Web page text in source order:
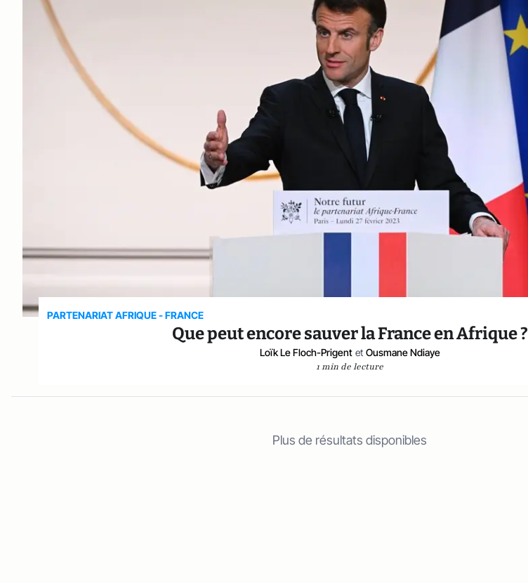
PARTENARIAT AFRIQUE - FRANCE
Que peut encore sauver la France en Afrique ?
Loïk Le Floch-Prigent et Ousmane Ndiaye
1 min de lecture
Plus de résultats disponibles